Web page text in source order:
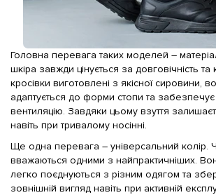
Головна перевага таких моделей –
шкіра завжди цінується за довговічність
кросівки виготовлені з якісної сировини,
адаптується до форми стопи та
вентиляцію. Завдяки цьому взуття
навіть при тривалому носінні.
Ще одна перевага – універсальний колір.
вважаються одними з найпрактичніших.
легко поєднуються з різним одягом та
зовнішній вигляд навіть при активній